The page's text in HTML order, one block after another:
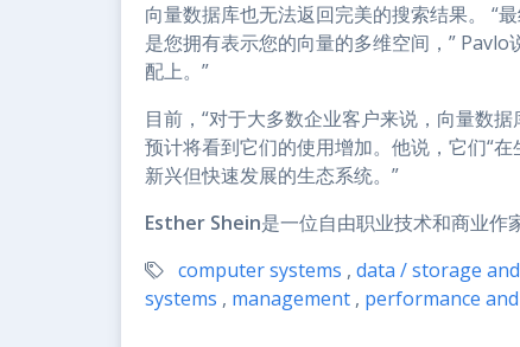
向量数据库也无法返回完美的搜索结果。 “
是您拥有表示您的向量的多维空间，”
配上。”
目前，“对于大多数企业客户来说，向量数
预计将看到它们的使用增加。他说，它们“
新兴但快速发展的生态系统。”
Esther Shein是一位自由职业技术和商业作
computer systems , data / storage
systems , management , performance